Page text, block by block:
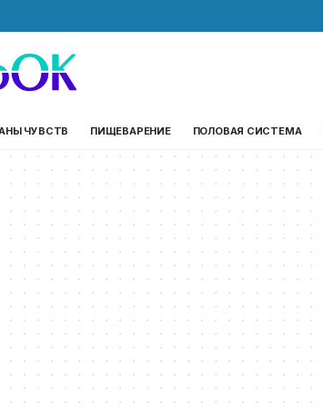
ЧУВСТВ ПИЩЕВАРЕНИЕ ПОЛОВАЯ СИСТЕМА